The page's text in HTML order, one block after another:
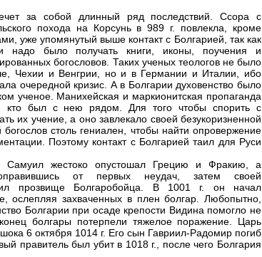
за собой длинный ряд последствий. Ссора с
похода на Корсунь в 989 г. повлекла, кроме
уже упомянутый выше контакт с Болгарией, так как
надо было получать книги, иконы, поучения и
богословов. Таких ученых теологов не было
Чехии и Венгрии, но и в Германии и Италии, ибо
очередной кризис. А в Болгарии духовенство было
ученое. Манихейская и маркионитская пропаганда
кто был с нею рядом. Для того чтобы спорить с
их учение, а оно завлекало своей безукоризненной
столь гениален, чтобы найти опровержение
Поэтому контакт с Болгарией таил для Руси
Самуил жестоко опустошал Грецию и Фракию, а
от первых неудач, затем своей
прозвище Болгаробойца. В 1001 г. он начал
ослепляя захваченных в плен болгар. Любопытно,
Болгарии при осаде крепости Видина помогло не
болгары потерпели тяжелое поражение. Царь
6 октября 1014 г. Его сын Гавриил-Радомир погиб
правитель был убит в 1018 г., после чего Болгария